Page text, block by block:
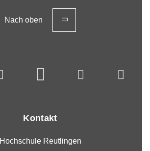
Nach oben
Kontakt
Hochschule Reutlingen